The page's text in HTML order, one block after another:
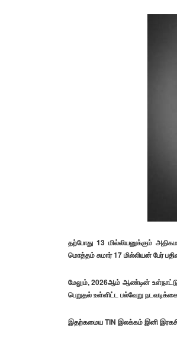
தற்போது 13 மில்லியனுக்கும்
மொத்தம் சுமார் 17 மில்லியன் பேர்
மேலும், 2026ஆம் ஆண்டின் உள்நாட்டு
பெறுதல் உள்ளிட்ட பல்வேறு
இதற்கமைய TIN இலக்கம் இனி